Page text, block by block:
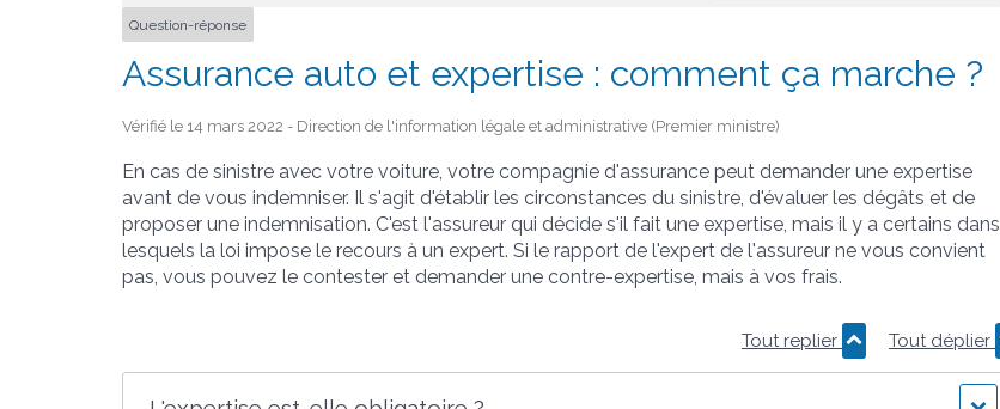
Question-réponse
Assurance auto et expertise : comment ça marche ?
Vérifié le 14 mars 2022 - Direction de l'information légale et administrative (Premier ministre)
En cas de sinistre avec votre voiture, votre compagnie d'assurance peut demander une expertise
avant de vous indemniser. Il s'agit d'établir les circonstances du sinistre, d'évaluer les dégâts et de
proposer une indemnisation. C'est l'assureur qui décide s'il fait une expertise, mais il y a certains dans
lesquels la loi impose le recours à un expert. Si le rapport de l'expert de l'assureur ne vous convient
pas, vous pouvez le contester et demander une contre-expertise, mais à vos frais.
Tout replier Tout déplier